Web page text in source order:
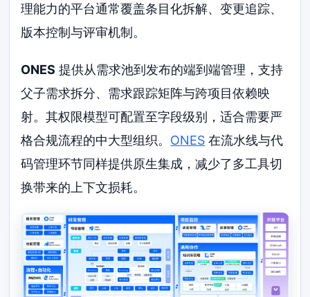
理能力的平台通常覆盖条目化拆解、变更追踪、
版本控制与评审机制。
ONES 提供从需求池到发布的端到端管理，支持
父子需求拆分、需求跟踪矩阵与跨项目依赖映
射。其权限模型可配置至字段级别，适合需要严
格合规流程的中大型组织。 ONES 在流水线与代
码管理环节同样提供原生集成，减少了多工具切
换带来的上下文损耗。